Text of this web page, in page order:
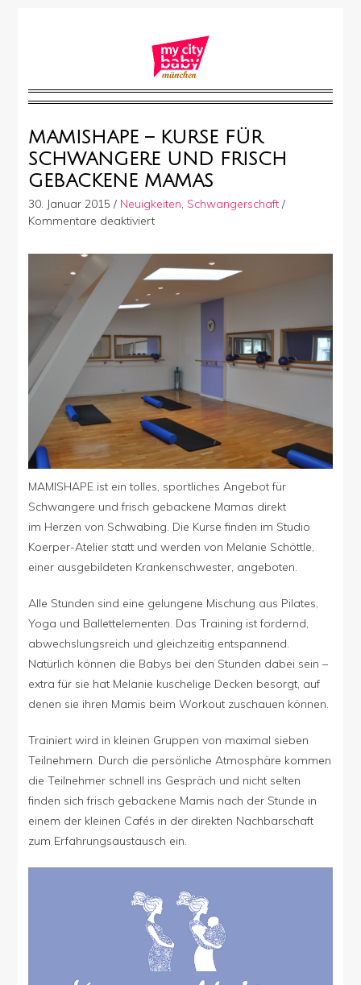
MAMISHAPE – KURSE FÜR
SCHWANGERE UND FRISCH
GEBACKENE MAMAS
30. Januar 2015 / Neuigkeiten, Schwangerschaft/
Kommentare deaktiviertfür
–
Kurse
für
Schwangere
frisch
gebackene
Mamas
MAMISHAPE ist ein tolles, sportliches Angebot für
Schwangere und frisch gebackene Mamas direkt
im Herzen von Schwabing. Die Kurse finden im Studio
Koerper-Atelier statt und werden von Melanie Schöttle,
einer ausgebildeten Krankenschwester, angeboten.
Alle Stunden sind eine gelungene Mischung aus Pilates,
Yoga und Ballettelementen. Das Training ist fordernd,
abwechslungsreich und gleichzeitig entspannend.
Natürlich können die Babys bei den Stunden dabei sein –
extra für sie hat Melanie kuschelige Decken besorgt, auf
denen sie ihren Mamis beim Workout zuschauen können.
Trainiert wird in kleinen Gruppen von maximal sieben
Teilnehmern. Durch die persönliche Atmosphäre kommen
die Teilnehmer schnell ins Gespräch und nicht selten
finden sich frisch gebackene Mamis nach der Stunde in
einem der kleinen Cafés in der direkten Nachbarschaft
zum Erfahrungsaustausch ein.